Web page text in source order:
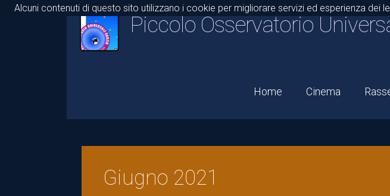
Piccolo Osservatorio
Home Cinema
Giugno 2021
Alcuni contenuti di questo sito utilizzano i cookie per migliorare servizi ed esperienza